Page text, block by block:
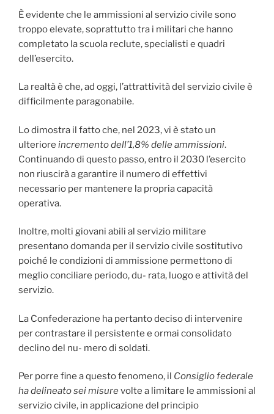
È evidente che le ammissioni al servizio civile sono
troppo elevate, soprattutto tra i militari che hanno
completato la scuola reclute, specialisti e quadri
dell’esercito.
La realtà è che, ad oggi, l’attrattività del servizio civile è
difficilmente paragonabile.
Lo dimostra il fatto che, nel 2023, vi è stato un
ulteriore incremento dell’1,8% delle ammissioni.
Continuando di questo passo, entro il 2030 l’esercito
non riuscirà a garantire il numero di effettivi
necessario per mantenere la propria capacità
operativa.
Inoltre, molti giovani abili al servizio militare
presentano domanda per il servizio civile sostitutivo
poiché le condizioni di ammissione permettono di
meglio conciliare periodo, du- rata, luogo e attività del
servizio.
La Confederazione ha pertanto deciso di intervenire
per contrastare il persistente e ormai consolidato
declino del nu- mero di soldati.
Per porre fine a questo fenomeno, il Consiglio federale
ha delineato sei misurevolte a limitare le ammissioni al
servizio civile, in applicazione del principio